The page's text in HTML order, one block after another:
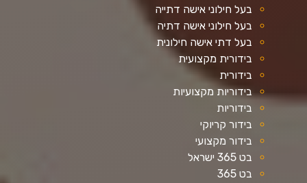
בעל חילוני אישה דתייה
בעל חילוני אישה דתיה
בעל דתי אישה חילונית
בידורית מקצועית
בידורית
בידוריות מקצועיות
בידוריות
בידור קריוקי
בידור מקצועי
בט 365 ישראל
בט 365